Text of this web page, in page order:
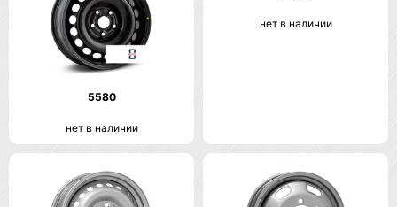
5580
нет в наличии
нет в наличии